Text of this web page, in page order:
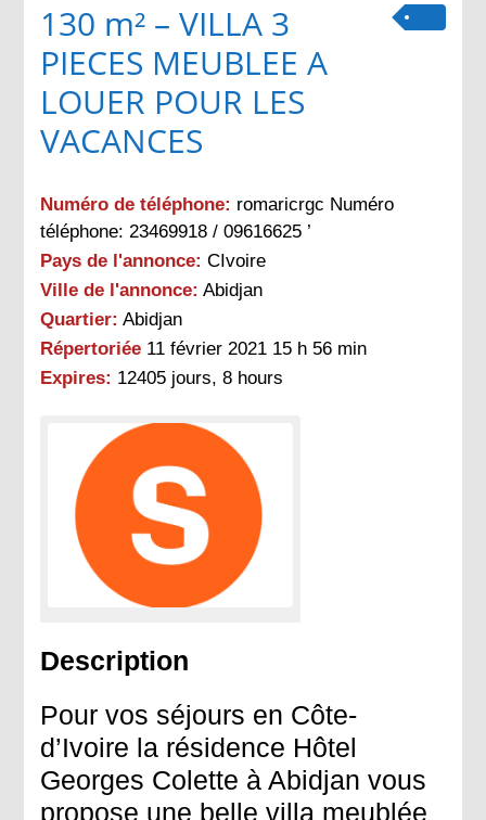
130 m² – VILLA 3
PIECES MEUBLEE A
LOUER POUR LES
VACANCES
Numéro de téléphone: romaricrgc Numéro
téléphone: 23469918 / 09616625 ’
Pays de l'annonce: CIvoire
Ville de l'annonce: Abidjan
Quartier: Abidjan
Répertoriée 11 février 2021 15 h 56 min
Expires: 12405 jours, 8 hours
Description
Pour vos séjours en Côte-
d’Ivoire la résidence Hôtel
Georges Colette à Abidjan vous
propose une belle villa meublée